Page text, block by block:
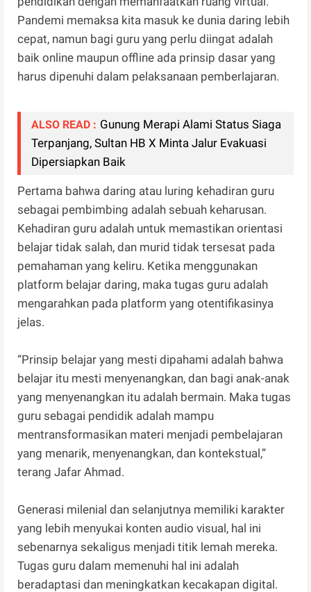
Pandemi memaksa kita masuk ke dunia daring lebih
cepat, namun bagi guru yang perlu diingat adalah
baik online maupun offline ada prinsip dasar yang
harus dipenuhi dalam pelaksanaan pemberlajaran.
ALSO READ : Gunung Merapi Alami Status Siaga
Terpanjang, Sultan HB X Minta Jalur Evakuasi
Dipersiapkan Baik
Pertama bahwa daring atau luring kehadiran guru
sebagai pembimbing adalah sebuah keharusan.
Kehadiran guru adalah untuk memastikan orientasi
belajar tidak salah, dan murid tidak tersesat pada
pemahaman yang keliru. Ketika menggunakan
platform belajar daring, maka tugas guru adalah
mengarahkan pada platform yang otentifikasinya
jelas.
“Prinsip belajar yang mesti dipahami adalah bahwa
belajar itu mesti menyenangkan, dan bagi anak-anak
yang menyenangkan itu adalah bermain. Maka tugas
guru sebagai pendidik adalah mampu
mentransformasikan materi menjadi pembelajaran
yang menarik, menyenangkan, dan kontekstual,”
terang Jafar Ahmad.
Generasi milenial dan selanjutnya memiliki karakter
yang lebih menyukai konten audio visual, hal ini
sebenarnya sekaligus menjadi titik lemah mereka.
Tugas guru dalam memenuhi hal ini adalah
beradaptasi dan meningkatkan kecakapan digital.